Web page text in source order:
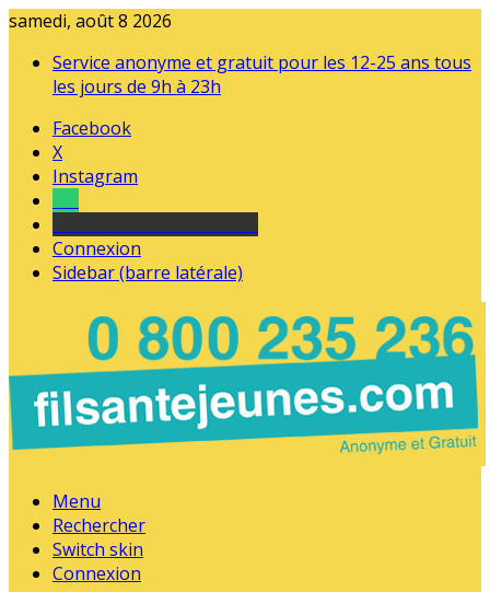
samedi, août 8 2026
Service anonyme et gratuit pour les 12-25 ans tous
les jours de 9h à 23h
Facebook
X
Instagram
Connexion
Sidebar (barre latérale)
Menu
Rechercher
Switch skin
Connexion